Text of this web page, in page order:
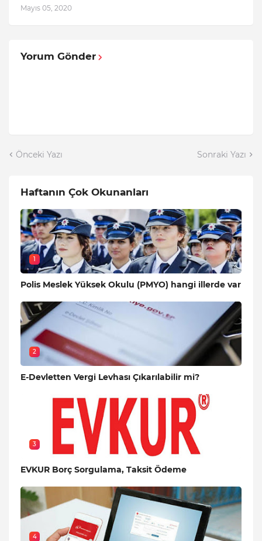
Mayıs 05, 2020
Yorum Gönder
Önceki Yazı Sonraki Yazı
Haftanın Çok Okunanları
1
Polis Meslek Yüksek Okulu (PMYO) hangi illerde var
2
E-Devletten Vergi Levhası Çıkarılabilir mi?
3
EVKUR Borç Sorgulama, Taksit Ödeme
4